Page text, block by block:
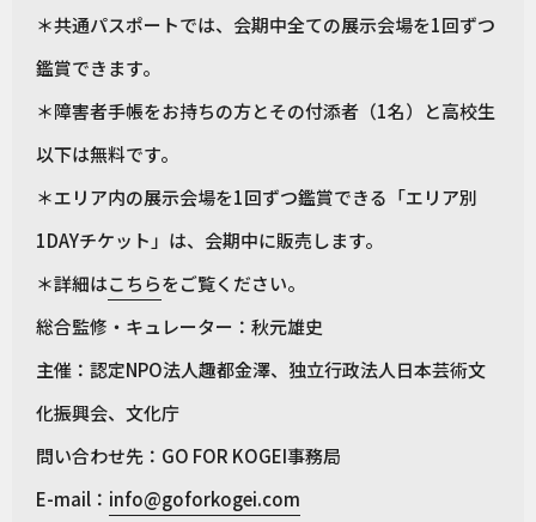
＊共通パスポートでは、会期中全ての展示会場を1回ずつ
鑑賞できます。
＊障害者手帳をお持ちの方とその付添者（1名）と高校生
以下は無料です。
＊エリア内の展示会場を1回ずつ鑑賞できる「エリア別
1DAYチケット」は、会期中に販売します。
＊詳細はこちらをご覧ください。
総合監修・キュレーター：秋元雄史
主催：認定NPO法人趣都金澤、独立行政法人日本芸術文
化振興会、文化庁
問い合わせ先：GO FOR KOGEI事務局
E-mail： info@goforkogei.com